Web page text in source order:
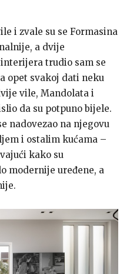
i zvale su se Formasina
a dvije
trudio sam se
opet svakoj dati neku
vile, Mandolata i
da su potpuno bijele.
nadovezao na njegovu
i ostalim kućama –
kako su
modernije uređene, a